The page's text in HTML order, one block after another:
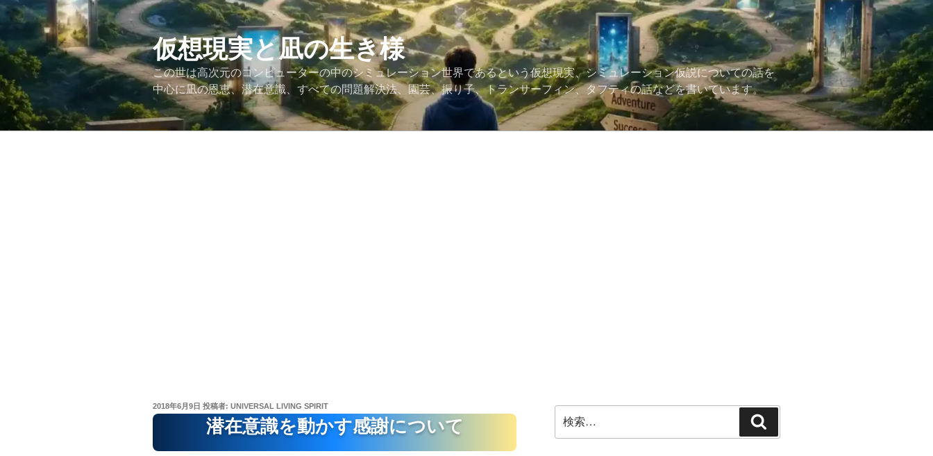
コ
テ
ン
ツ
へ
ス
仮想現実と凪の生き様
この世は高次元のコンピューターの中のシミュレーション世界であるという仮想現実、シミュレーション仮説についての話を
中心に凪の恩恵、潜在意識、すべての問題解決法、園芸、振り子、トランサーフィン、タフティの話などを書いています。
投
稿
2018年6月9日 投稿者: UNIVERSAL LIVING SPIRIT
潜在意識を動かす感謝について
索:
索